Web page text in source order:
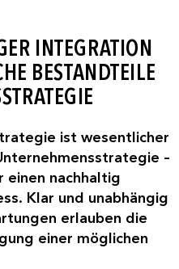
INTEGRATION
BESTANDTEILE
ist wesentlicher
–
nachhaltig
Klar und unabhängig
erlauben die
einer möglichen